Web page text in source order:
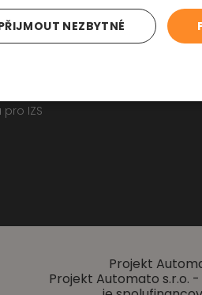
smlouva na auto
pro IZS
Projekt
Projekt Automato s.r.o.
NEZBYTNÉ